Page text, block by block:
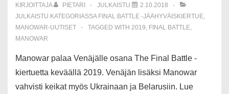
KIRJOITTAJA PIETARI JULKAISTU
2.10.2018
JULKAISTU KATEGORIASSA FINAL BATTLE -JÄÄHYVÄISKIERTUE,
MANOWAR-UUTISET
TAGGED WITH 2019, FINAL BATTLE,
MANOWAR
Manowar palaa Venäjälle osana The Final Battle -
kiertuetta keväällä 2019. Venäjän lisäksi Manowar
vahvisti keikat myös Ukrainaan ja Belarusiin. Lue